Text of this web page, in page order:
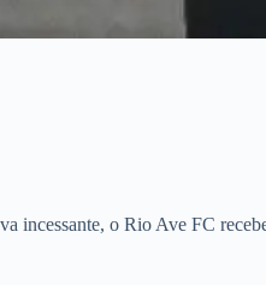
incessante, o Rio Ave FC